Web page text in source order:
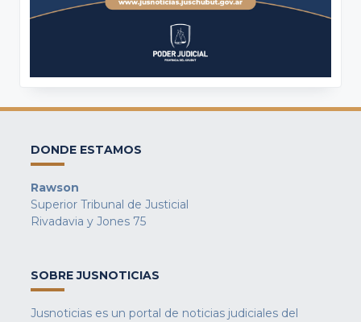
DONDE ESTAMOS
Rawson
Superior Tribunal de Justicial
Rivadavia y Jones 75
SOBRE JUSNOTICIAS
Jusnoticias es un portal de noticias judiciales del